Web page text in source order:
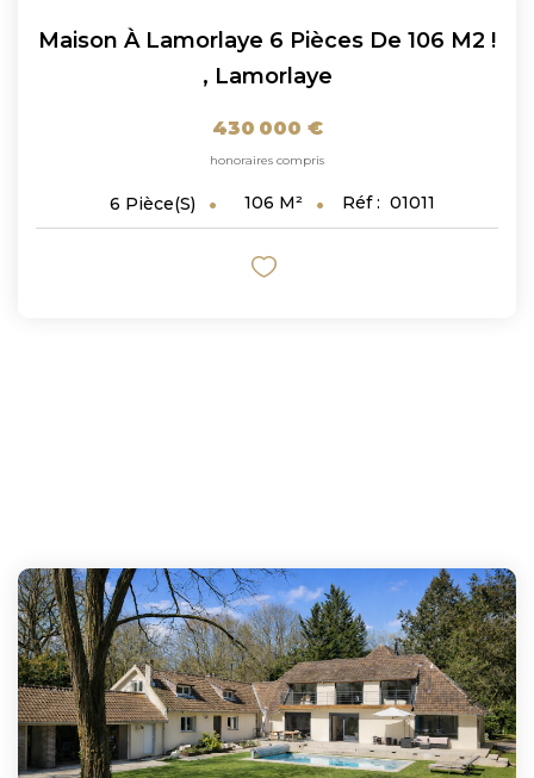
Maison À Lamorlaye 6 Pièces De 106 M2 !
, Lamorlaye
430 000 €
honoraires compris
6 Pièce(s) 106 M² Réf : 01011